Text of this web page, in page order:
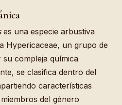
es una especie arbustiva
Hypericaceae, un grupo de
compleja química
se clasifica dentro del
características
del género